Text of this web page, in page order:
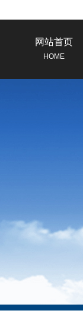
网站首页
HOME